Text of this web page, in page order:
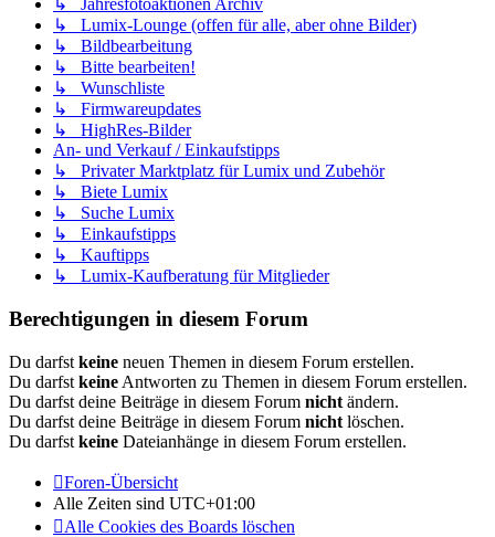
↳ Jahresfotoaktionen Archiv
↳ Lumix-Lounge (offen für alle, aber ohne Bilder)
↳ Bildbearbeitung
↳ Bitte bearbeiten!
↳ Wunschliste
↳ Firmwareupdates
↳ HighRes-Bilder
An- und Verkauf / Einkaufstipps
↳ Privater Marktplatz für Lumix und Zubehör
↳ Biete Lumix
↳ Suche Lumix
↳ Einkaufstipps
↳ Kauftipps
↳ Lumix-Kaufberatung für Mitglieder
Berechtigungen in diesem Forum
Du darfst keine neuen Themen in diesem Forum erstellen.
Du darfst keine Antworten zu Themen in diesem Forum erstellen.
Du darfst deine Beiträge in diesem Forum nicht ändern.
Du darfst deine Beiträge in diesem Forum nicht löschen.
Du darfst keine Dateianhänge in diesem Forum erstellen.
Foren-Übersicht
Alle Zeiten sind UTC+01:00
Alle Cookies des Boards löschen